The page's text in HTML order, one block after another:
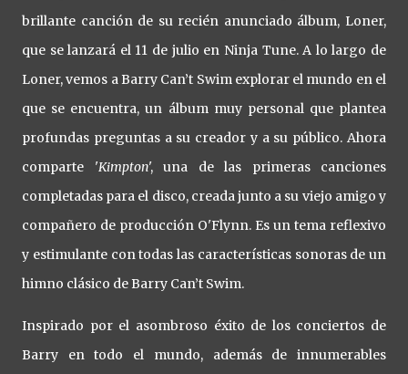
brillante canción de su recién anunciado álbum, Loner,
que se lanzará el 11 de julio en Ninja Tune. A lo largo de
Loner, vemos a Barry Can’t Swim explorar el mundo en el
que se encuentra, un álbum muy personal que plantea
profundas preguntas a su creador y a su público. Ahora
comparte 'Kimpton', una de las primeras canciones
completadas para el disco, creada junto a su viejo amigo y
compañero de producción O'Flynn. Es un tema reflexivo
y estimulante con todas las características sonoras de un
himno clásico de Barry Can’t Swim.
Inspirado por el asombroso éxito de los conciertos de
Barry en todo el mundo, además de innumerables